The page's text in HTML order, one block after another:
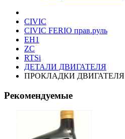
CIVIC
CIVIC FERIO прав.руль
EH1
ZC
RTSi
ДЕТАЛИ ДВИГАТЕЛЯ
ПРОКЛАДКИ ДВИГАТЕЛЯ
Рекомендуемые